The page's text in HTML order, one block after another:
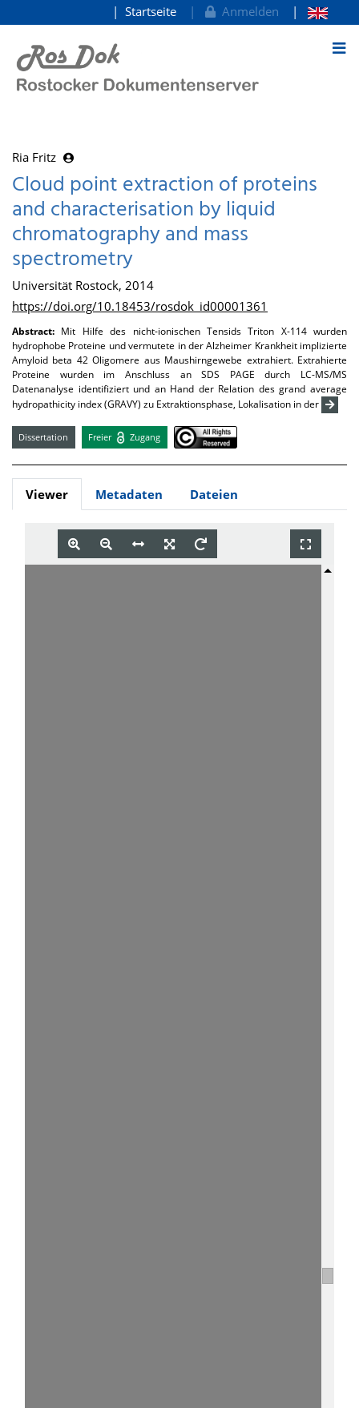
zum Inhalt
Startseite Anmelden
Ria Fritz
Cloud point extraction of proteins
and characterisation by liquid
chromatography and mass
spectrometry
Universität Rostock, 2014
https://doi.org/10.18453/rosdok_id00001361
Abstract: Mit Hilfe des nicht-ionischen Tensids Triton X-114 wurden
hydrophobe Proteine und vermutete in der Alzheimer Krankheit implizierte
Amyloid beta 42 Oligomere aus Maushirngewebe extrahiert. Extrahierte
Proteine wurden im Anschluss an SDS PAGE durch LC-MS/MS
Datenanalyse identifiziert und an Hand der Relation des grand average
hydropathicity index (GRAVY) zu Extraktionsphase, Lokalisation in der
Dissertation Freier Zugang
Viewer Metadaten Dateien